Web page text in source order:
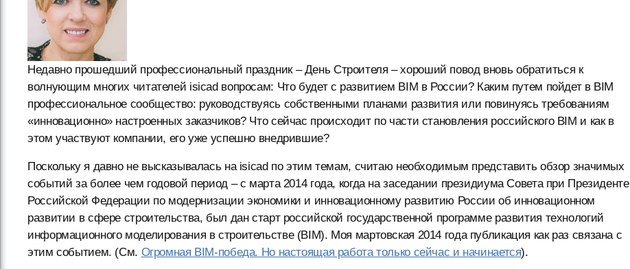
Недавно прошедший профессиональный праздник – День Строителя – хороший повод вновь обратиться к
волнующим многих читателей isicad вопросам: Что будет с развитием BIM в России? Каким путем пойдет в BIM
профессиональное сообщество: руководствуясь собственными планами развития или повинуясь требованиям
«инновационно» настроенных заказчиков? Что сейчас происходит по части становления российского BIM и как в
этом участвуют компании, его уже успешно внедрившие?
Поскольку я давно не высказывалась на isicad по этим темам, считаю необходимым представить обзор значимых
событий за более чем годовой период – с марта 2014 года, когда на заседании президиума Совета при Президенте
Российской Федерации по модернизации экономики и инновационному развитию России об инновационном
развитии в сфере строительства, был дан старт российской государственной программе развития технологий
информационного моделирования в строительстве (BIM). Моя мартовская 2014 года публикация как раз связана с
этим событием. (См. Огромная BIM-победа. Но настоящая работа только сейчас и начинается).